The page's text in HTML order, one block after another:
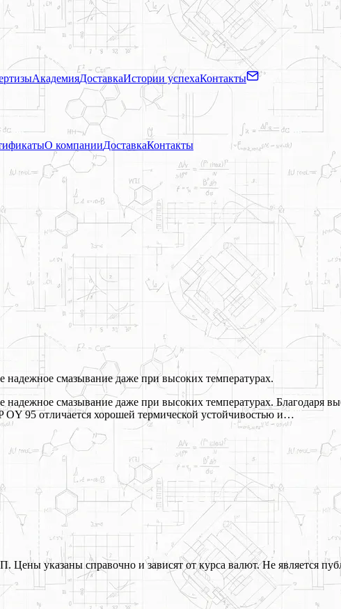
АкадемияДоставкаИстории успехаКонтакты
О компанииДоставкаКонтакты
надежное смазывание даже при высоких температурах.
смазывание даже при высоких температурах. Благодаря
95 отличается хорошей термической устойчивостью и…
указаны справочно и зависят от курса валют. Не является